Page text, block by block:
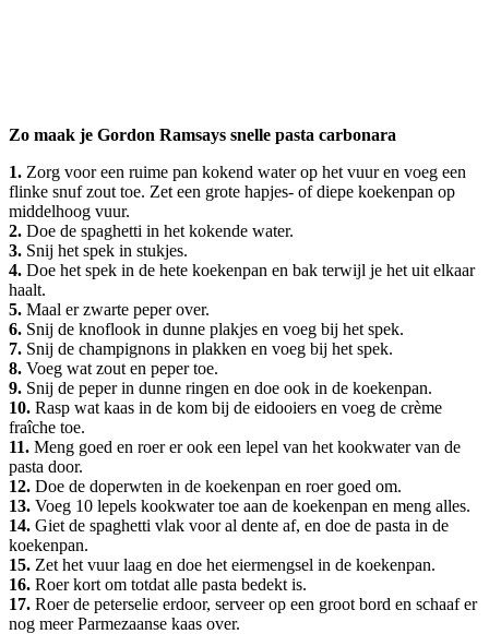
Zo maak je Gordon Ramsays snelle pasta carbonara
1. Zorg voor een ruime pan kokend water op het vuur en voeg een
flinke snuf zout toe. Zet een grote hapjes- of diepe koekenpan op
middelhoog vuur.
2. Doe de spaghetti in het kokende water.
3. Snij het spek in stukjes.
4. Doe het spek in de hete koekenpan en bak terwijl je het uit elkaar
haalt.
5. Maal er zwarte peper over.
6. Snij de knoflook in dunne plakjes en voeg bij het spek.
7. Snij de champignons in plakken en voeg bij het spek.
8. Voeg wat zout en peper toe.
9. Snij de peper in dunne ringen en doe ook in de koekenpan.
10. Rasp wat kaas in de kom bij de eidooiers en voeg de crème
fraîche toe.
11. Meng goed en roer er ook een lepel van het kookwater van de
pasta door.
12. Doe de doperwten in de koekenpan en roer goed om.
13. Voeg 10 lepels kookwater toe aan de koekenpan en meng alles.
14. Giet de spaghetti vlak voor al dente af, en doe de pasta in de
koekenpan.
15. Zet het vuur laag en doe het eiermengsel in de koekenpan.
16. Roer kort om totdat alle pasta bedekt is.
17. Roer de peterselie erdoor, serveer op een groot bord en schaaf er
nog meer Parmezaanse kaas over.